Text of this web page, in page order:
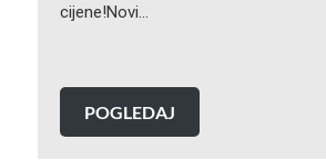
cijene!Novi…
POGLEDAJ